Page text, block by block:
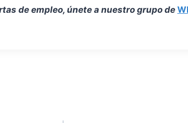
de empleo, únete a nuestro grupo de